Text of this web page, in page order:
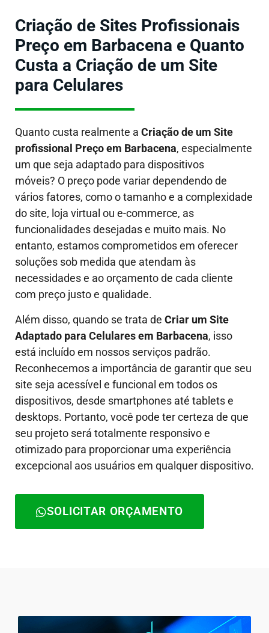
Criação de Sites Profissionais
Preço em Barbacena e Quanto
Custa a Criação de um Site
para Celulares
Quanto custa realmente a Criação de um Site
profissional Preço em Barbacena, especialmente
um que seja adaptado para dispositivos
móveis? O preço pode variar dependendo de
vários fatores, como o tamanho e a complexidade
do site, loja virtual ou e-commerce, as
funcionalidades desejadas e muito mais. No
entanto, estamos comprometidos em oferecer
soluções sob medida que atendam às
necessidades e ao orçamento de cada cliente
com preço justo e qualidade.
Além disso, quando se trata de Criar um Site
Adaptado para Celulares em Barbacena, isso
está incluído em nossos serviços padrão.
Reconhecemos a importância de garantir que seu
site seja acessível e funcional em todos os
dispositivos, desde smartphones até tablets e
desktops. Portanto, você pode ter certeza de que
seu projeto será totalmente responsivo e
otimizado para proporcionar uma experiência
excepcional aos usuários em qualquer dispositivo.
SOLICITAR ORÇAMENTO